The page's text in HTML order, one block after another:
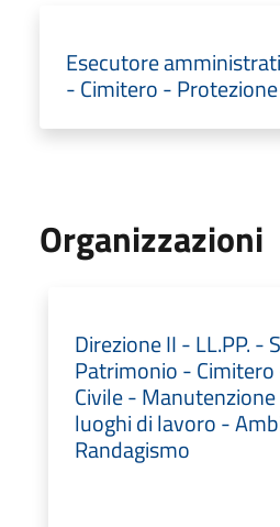
Esecutore
- Cimitero -
Organizzazioni
Direzione II - LL.PP. -
Patrimonio -
Civile -
luoghi di lavoro -
Randagismo